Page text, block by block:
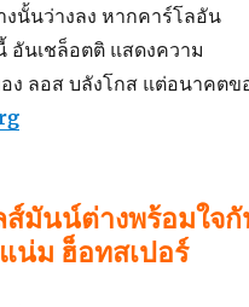
นั้นว่างลง หากคาร์โลอัน
อันเชล็อตติ แสดงความ
ง ลอส บลังโกส แต่อนาคตข
ส์มันน์ต่างพร้อมใจ
น่ม ฮ็อทสเปอร์